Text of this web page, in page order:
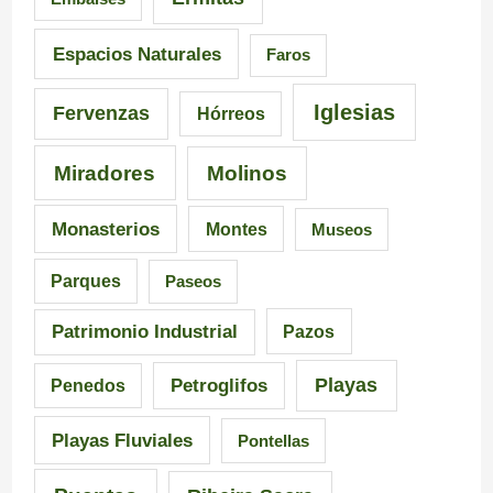
Espacios Naturales Faros
Fervenzas Hórreos Iglesias
Miradores Molinos
Monasterios Montes Museos
Parques Paseos
Patrimonio Industrial Pazos
Penedos Petroglifos Playas
Playas Fluviales Pontellas
a
n
t
e
s
d
e
G
a
l
d
e
l
a
I
n
q
u
i
s
5
r
t
s
e
n